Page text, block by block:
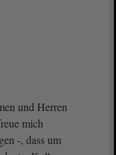
und Herren
mich
-, dass um